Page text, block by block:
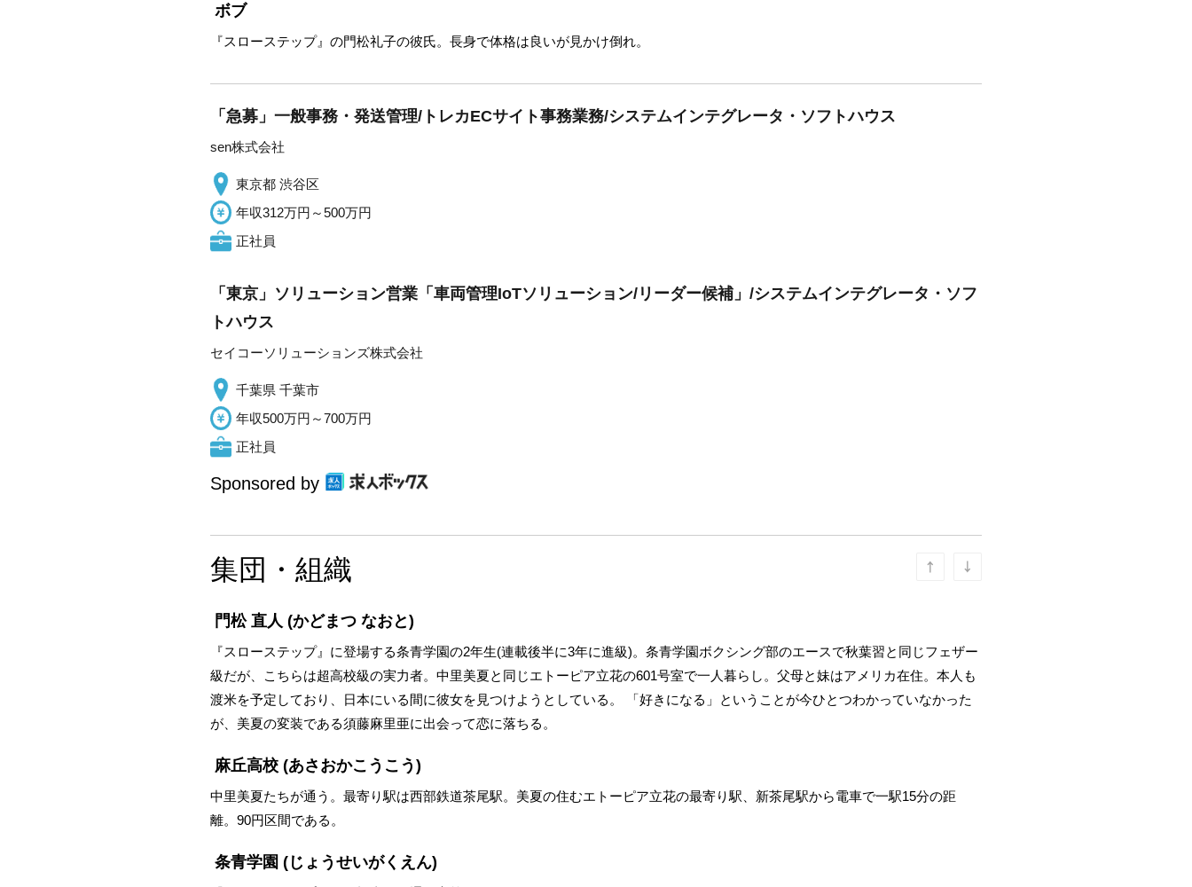
ボブ
『スローステップ』の門松礼子の彼氏。長身で体格は良いが見かけ倒れ。
「急募」一般事務・発送管理/トレカECサイト事務業務/システムインテグレータ・ソフトハウス
sen株式会社
東京都 渋谷区
年収312万円～500万円
正社員
「東京」ソリューション営業「車両管理IoTソリューション/リーダー候補」/システムインテグレータ・ソフ
トハウス
セイコーソリューションズ株式会社
千葉県 千葉市
年収500万円～700万円
正社員
Sponsored by
集団・組織
門松 直人 (かどまつ なおと)
『スローステップ』に登場する条青学園の2年生(連載後半に3年に進級)。条青学園ボクシング部のエースで秋葉習と同じフェザー
級だが、こちらは超高校級の実力者。中里美夏と同じエトーピア立花の601号室で一人暮らし。父母と妹はアメリカ在住。本人も
渡米を予定しており、日本にいる間に彼女を見つけようとしている。 「好きになる」ということが今ひとつわかっていなかった
が、美夏の変装である須藤麻里亜に出会って恋に落ちる。
麻丘高校 (あさおかこうこう)
中里美夏たちが通う。最寄り駅は西部鉄道茶尾駅。美夏の住むエトーピア立花の最寄り駅、新茶尾駅から電車で一駅15分の距
離。90円区間である。
条青学園 (じょうせいがくえん)